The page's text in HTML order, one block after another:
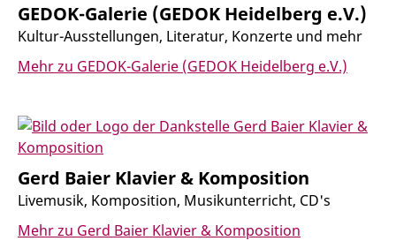
GEDOK-Galerie (GEDOK Heidelberg e.V.)
Kultur-Ausstellungen, Literatur, Konzerte und mehr
Mehr zu GEDOK-Galerie (GEDOK Heidelberg e.V.)
Gerd Baier Klavier & Komposition
Livemusik, Komposition, Musikunterricht, CD's
Mehr zu Gerd Baier Klavier & Komposition